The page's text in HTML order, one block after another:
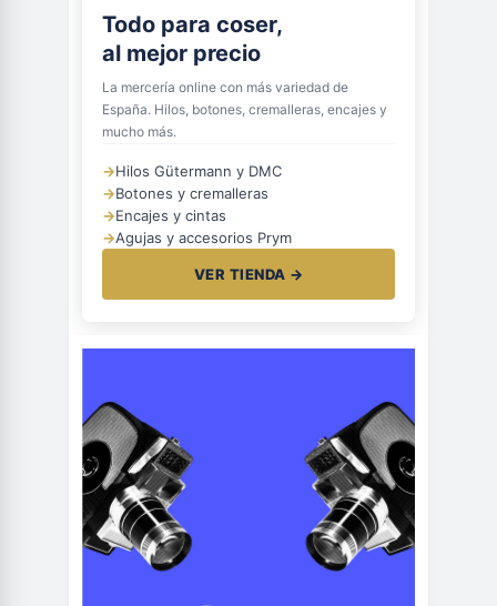
Todo para coser,
al mejor precio
La mercería online con más variedad de
España. Hilos, botones, cremalleras, encajes y
mucho más.
→Hilos Gütermann y DMC
→Botones y cremalleras
→Encajes y cintas
→Agujas y accesorios Prym
VER TIENDA →